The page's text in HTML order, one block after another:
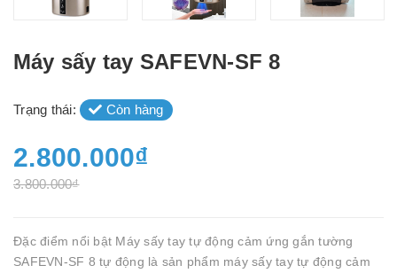
Máy sấy tay SAFEVN-SF 8
Trạng thái: Còn hàng
2.800.000₫
3.800.000₫
Đặc điểm nổi bật Máy sấy tay tự động cảm ứng gắn tường
SAFEVN-SF 8 tự động là sản phẩm máy sấy tay tự động cảm